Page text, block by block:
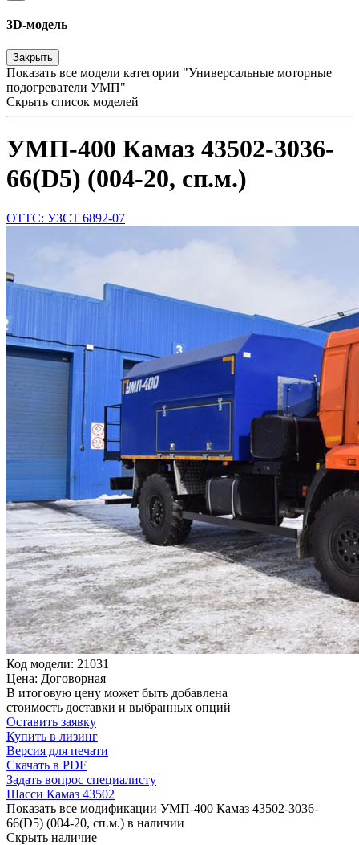
3D-модель
Закрыть
Показать все модели категории "Универсальные моторные
подогреватели УМП"
Скрыть список моделей
УМП-400 Камаз 43502-3036-
66(D5) (004-20, сп.м.)
ОТТС: УЗСТ 6892-07
Код модели: 21031
Цена: Договорная
В итоговую цену может быть добавлена
стоимость доставки и выбранных опций
Оставить заявку
Купить в лизинг
Версия для печати
Скачать в PDF
Задать вопрос специалисту
Шасси Камаз 43502
Показать все модификации УМП-400 Камаз 43502-3036-
66(D5) (004-20, сп.м.) в наличии
Скрыть наличие